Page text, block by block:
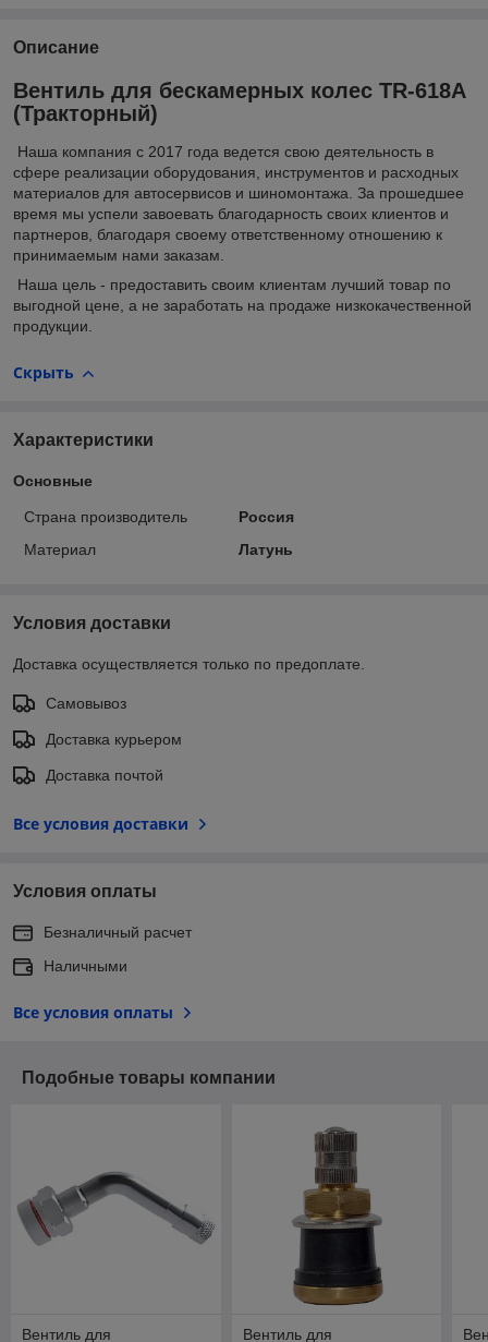
Описание
Вентиль для бескамерных колес TR-618A
(Тракторный)
Наша компания с 2017 года ведется свою деятельность в
сфере реализации оборудования, инструментов и расходных
материалов для автосервисов и шиномонтажа. За прошедшее
время мы успели завоевать благодарность своих клиентов и
партнеров, благодаря своему ответственному отношению к
принимаемым нами заказам.
Наша цель - предоставить своим клиентам лучший товар по
выгодной цене, а не заработать на продаже низкокачественной
продукции.
Скрыть
Характеристики
Основные
Страна производитель
Россия
Материал
Латунь
Условия доставки
Доставка осуществляется только по предоплате.
Самовывоз
Доставка курьером
Доставка почтой
Все условия доставки
Условия оплаты
Безналичный расчет
Наличными
Все условия оплаты
Подобные товары компании
Вентиль для
Вентиль для